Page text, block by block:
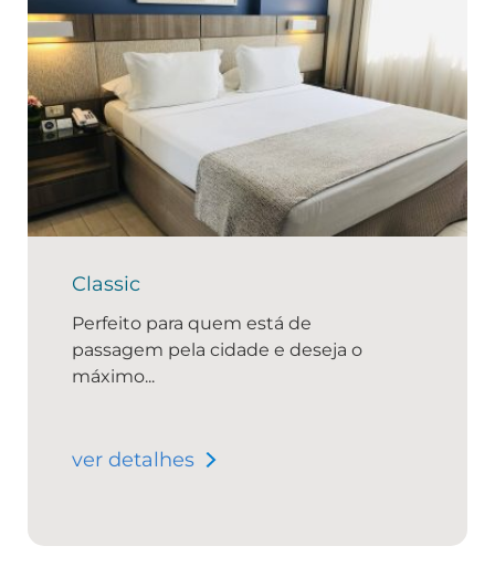
Classic
Perfeito para quem está de
passagem pela cidade e deseja o
máximo...
ver detalhes